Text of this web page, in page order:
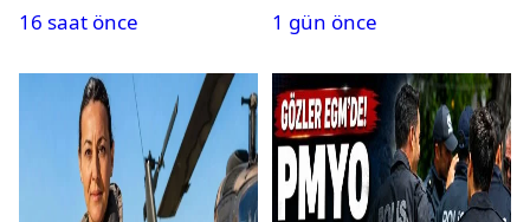
16 saat önce
1 gün önce